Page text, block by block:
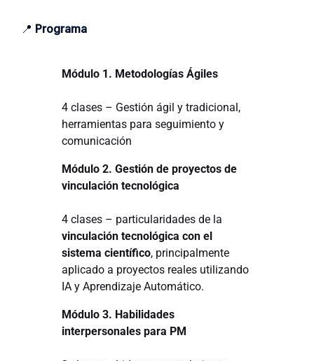
📍 Programa
Módulo 1. Metodologías Ágiles
4 clases – Gestión ágil y tradicional,
herramientas para seguimiento y
comunicación
Módulo 2. Gestión de proyectos de
vinculación tecnológica
4 clases – particularidades de la
vinculación tecnológica con el
sistema científico, principalmente
aplicado a proyectos reales utilizando
IA y Aprendizaje Automático.
Módulo 3. Habilidades
interpersonales para PM